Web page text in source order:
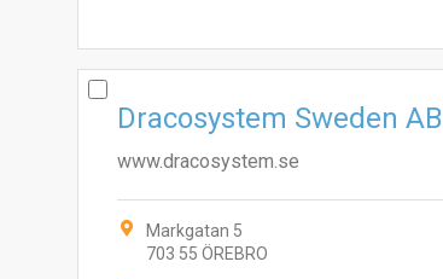
Dracosystem Sweden AB
www.dracosystem.se
Markgatan 5
703 55 ÖREBRO